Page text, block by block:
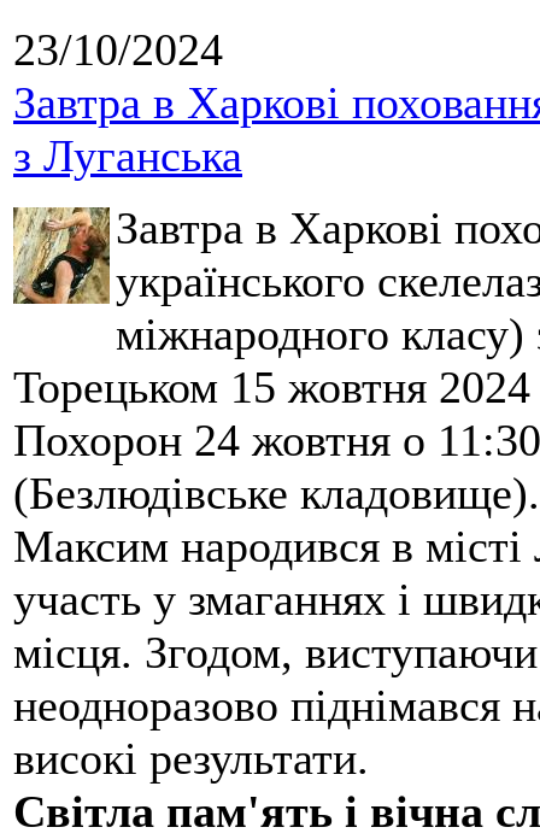
23/10/2024
Завтра в Харкові
з Луганська
Завтра в Харкові
українського
міжнародного класу)
Торецьком 15 жовтня 2024
Похорон 24 жовтня о
(Безлюдівське кладовище).
Максим народився в місті
участь у змаганнях і
місця. Згодом,
неодноразово піднімався
високі результати.
Світла пам'ять і вічна